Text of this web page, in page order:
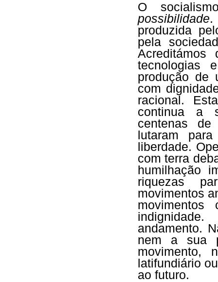
O
possibilidade.
produzida
pela
Acreditámos
tecnologias
produção de
com
racional.
continua a
centenas
lutaram
liberdade.
com terra
humilhação
riquezas
movimentos
andamento.
nem a sua
movimento,
latifundiário
ao futuro.